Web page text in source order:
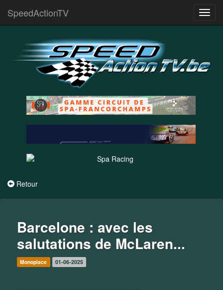
SpeedActionTV
Retour
Barcelone : avec les
salutations de McLaren...
Monoplace 01-06-2025